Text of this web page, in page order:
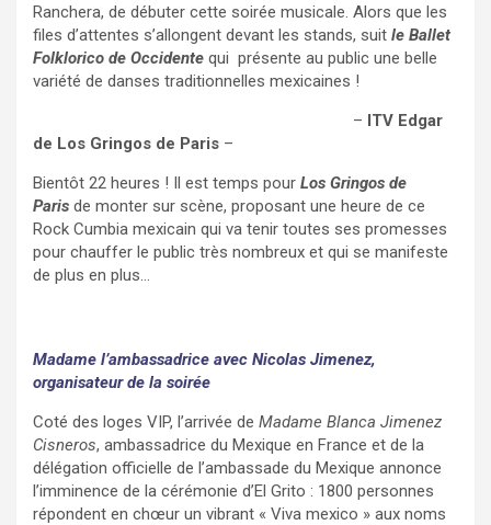
Ranchera, de débuter cette soirée musicale. Alors que les
files d’attentes s’allongent devant les stands, suit le Ballet
Folklorico de Occidente qui présente au public une belle
variété de danses traditionnelles mexicaines !
– ITV Edgar
de Los Gringos de Paris –
Bientôt 22 heures ! Il est temps pour Los Gringos de
Paris de monter sur scène, proposant une heure de ce
Rock Cumbia mexicain qui va tenir toutes ses promesses
pour chauffer le public très nombreux et qui se manifeste
de plus en plus…
Madame l’ambassadrice avec Nicolas Jimenez,
organisateur de la soirée
Coté des loges VIP, l’arrivée de Madame Blanca Jimenez
Cisneros, ambassadrice du Mexique en France et de la
délégation officielle de l’ambassade du Mexique annonce
l’imminence de la cérémonie d’El Grito : 1800 personnes
répondent en chœur un vibrant « Viva mexico » aux noms